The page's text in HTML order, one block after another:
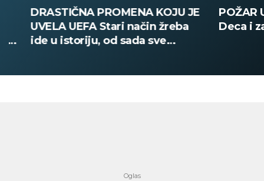
DRASTIČNA PROMENA KOJU JE
UVELA UEFA Stari način žreba
ide u istoriju, od sada sve
POŽAR U
Deca i